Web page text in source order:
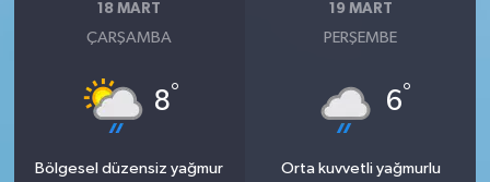
18 MART
ÇARŞAMBA
8°
Bölgesel düzensiz yağmur
19 MART
PERŞEMBE
6°
Orta kuvvetli yağmurlu